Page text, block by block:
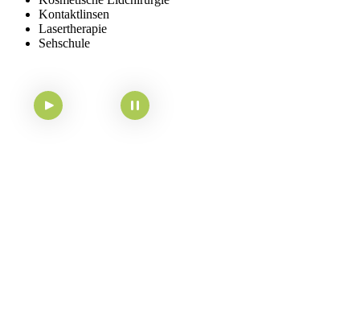
Kontaktlinsen
Lasertherapie
Sehschule